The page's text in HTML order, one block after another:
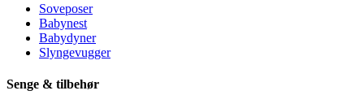
Soveposer
Babynest
Babydyner
Slyngevugger
Senge & tilbehør